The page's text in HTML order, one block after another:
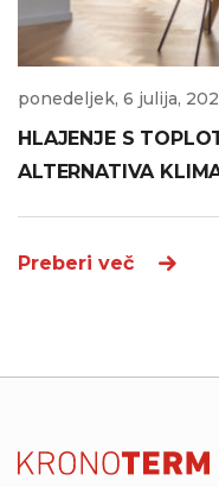
ponedeljek, 6 julija,
HLAJENJE S
ALTERNATIVA
Preberi več